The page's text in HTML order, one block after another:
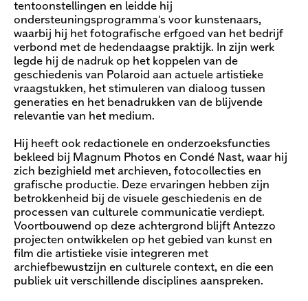
tentoonstellingen en leidde hij
ondersteuningsprogramma's voor kunstenaars,
waarbij hij het fotografische erfgoed van het bedrijf
verbond met de hedendaagse praktijk. In zijn werk
legde hij de nadruk op het koppelen van de
geschiedenis van Polaroid aan actuele artistieke
vraagstukken, het stimuleren van dialoog tussen
generaties en het benadrukken van de blijvende
relevantie van het medium.
Hij heeft ook redactionele en onderzoeksfuncties
bekleed bij Magnum Photos en Condé Nast, waar hij
zich bezighield met archieven, fotocollecties en
grafische productie. Deze ervaringen hebben zijn
betrokkenheid bij de visuele geschiedenis en de
processen van culturele communicatie verdiept.
Voortbouwend op deze achtergrond blijft Antezzo
projecten ontwikkelen op het gebied van kunst en
film die artistieke visie integreren met
archiefbewustzijn en culturele context, en die een
publiek uit verschillende disciplines aanspreken.